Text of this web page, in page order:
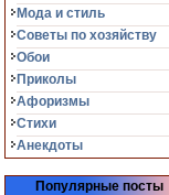
Мода и стиль
Советы по хозяйству
Обои
Приколы
Афоризмы
Стихи
Анекдоты
Популярные посты